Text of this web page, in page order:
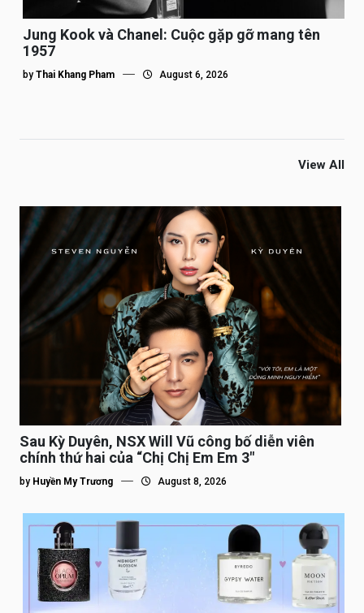
Jung Kook và Chanel: Cuộc gặp gỡ mang tên
1957
by Thai Khang Pham August 6, 2026
View All
Sau Kỳ Duyên, NSX Will Vũ công bố diễn viên
chính thứ hai của “Chị Chị Em Em 3″
by Huyền My Trương August 8, 2026